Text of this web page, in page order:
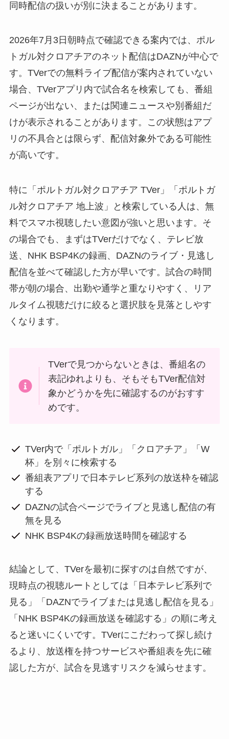
同時配信の扱いが別に決まることがあります。
2026年7月3日朝時点で確認できる案内では、ポル
トガル対クロアチアのネット配信はDAZNが中心で
す。TVerでの無料ライブ配信が案内されていない
場合、TVerアプリ内で試合名を検索しても、番組
ページが出ない、または関連ニュースや別番組だ
けが表示されることがあります。この状態はアプ
リの不具合とは限らず、配信対象外である可能性
が高いです。
特に「ポルトガル対クロアチア TVer」「ポルトガ
ル対クロアチア 地上波」と検索している人は、無
料でスマホ視聴したい意図が強いと思います。そ
の場合でも、まずはTVerだけでなく、テレビ放
送、NHK BSP4Kの録画、DAZNのライブ・見逃し
配信を並べて確認した方が早いです。試合の時間
帯が朝の場合、出勤や通学と重なりやすく、リア
ルタイム視聴だけに絞ると選択肢を見落としやす
くなります。
TVerで見つからないときは、番組名の
表記ゆれよりも、そもそもTVer配信対
象かどうかを先に確認するのがおすす
めです。
TVer内で「ポルトガル」「クロアチア」「W
杯」を別々に検索する
番組表アプリで日本テレビ系列の放送枠を確認
する
DAZNの試合ページでライブと見逃し配信の有
無を見る
NHK BSP4Kの録画放送時間を確認する
結論として、TVerを最初に探すのは自然ですが、
現時点の視聴ルートとしては「日本テレビ系列で
見る」「DAZNでライブまたは見逃し配信を見る」
「NHK BSP4Kの録画放送を確認する」の順に考え
ると迷いにくいです。TVerにこだわって探し続け
るより、放送権を持つサービスや番組表を先に確
認した方が、試合を見逃すリスクを減らせます。